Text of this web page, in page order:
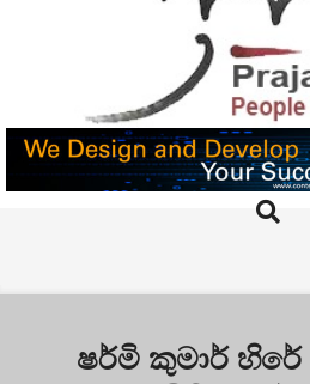
PRAJA.LK
Search
ෂර්මි කුමාර්